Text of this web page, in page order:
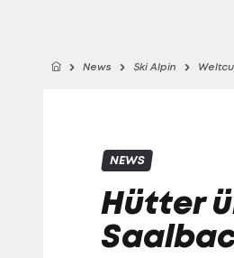
News Ski Alpin
NEWS
Hütter